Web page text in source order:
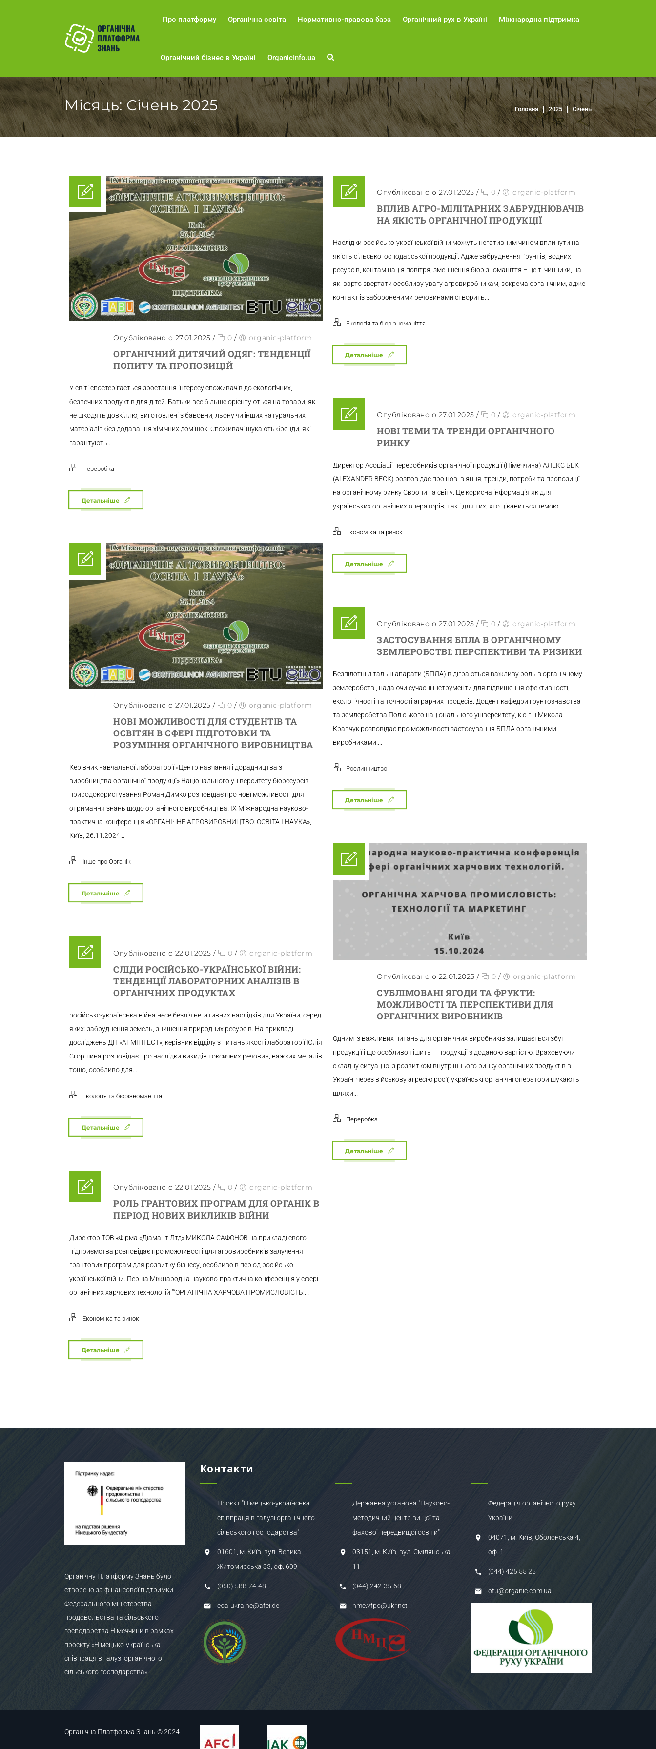
Про платформу Органічна освіта Нормативно-правова база Органічний рух в Україні Міжнародна підтримка
Органічний бізнес в Україні OrganicInfo.ua
Місяць:Січень 2025 Головна 2025 Січень
Опубліковано о 27.01.2025 / 0 / organic-platform
ОРГАНІЧНИЙ ДИТЯЧИЙ ОДЯГ: ТЕНДЕНЦІЇ
ПОПИТУ ТА ПРОПОЗИЦІЙ
У світі спостерігається зростання інтересу споживачів до екологічних,
безпечних продуктів для дітей. Батьки все більше орієнтуються на товари, які
не шкодять довкіллю, виготовлені з бавовни, льону чи інших натуральних
матеріалів без додавання хімічних домішок. Споживачі шукають бренди, які
гарантують...
Переробка
Детальніше
Опубліковано о 27.01.2025 / 0 / organic-platform
ВПЛИВ АГРО-МІЛІТАРНИХ ЗАБРУДНЮВАЧІВ
НА ЯКІСТЬ ОРГАНІЧНОЇ ПРОДУКЦІЇ
Наслідки російсько-української війни можуть негативним чином вплинути на
якість сільськогосподарської продукції. Адже забруднення ґрунтів, водних
ресурсів, контамінація повітря, зменшення біорізноманіття – це ті чинники, на
які варто звертати особливу увагу агровиробникам, зокрема органічним, адже
контакт із забороненими речовинами створить...
Екологія та біорізноманіття
Детальніше
Опубліковано о 27.01.2025 / 0 / organic-platform
НОВІ ТЕМИ ТА ТРЕНДИ ОРГАНІЧНОГО
РИНКУ
Директор Асоціації переробників органічної продукції (Німеччина) АЛЕКС БЕК
(ALEXANDER BECK) розповідає про нові віяння, тренди, потреби та пропозиції
на органічному ринку Європи та світу. Це корисна інформація як для
українських органічних операторів, так і для тих, хто цікавиться темою...
Економіка та ринок
Детальніше
Опубліковано о 27.01.2025 / 0 / organic-platform
НОВІ МОЖЛИВОСТІ ДЛЯ СТУДЕНТІВ ТА
ОСВІТЯН В СФЕРІ ПІДГОТОВКИ ТА
РОЗУМІННЯ ОРГАНІЧНОГО ВИРОБНИЦТВА
Керівник навчальної лабораторії «Центр навчання і дорадництва з
виробництва органічної продукції» Національного університету біоресурсів і
природокористування Роман Димко розповідає про нові можливості для
отримання знань щодо органічного виробництва. ІХ Міжнародна науково-
практична конференція «ОРГАНІЧНЕ АГРОВИРОБНИЦТВО: ОСВІТА І НАУКА»,
Київ, 26.11.2024...
Інше про Органік
Детальніше
Опубліковано о 27.01.2025 / 0 / organic-platform
ЗАСТОСУВАННЯ БПЛА В ОРГАНІЧНОМУ
ЗЕМЛЕРОБСТВІ: ПЕРСПЕКТИВИ ТА РИЗИКИ
Безпілотні літальні апарати (БПЛА) відіграються важливу роль в органічному
землеробстві, надаючи сучасні інструменти для підвищення ефективності,
екологічності та точності аграрних процесів. Доцент кафедри грунтознавства
та землеробства Поліського національного університету, к.с-г.н Микола
Кравчук розповідає про можливості застосування БПЛА органічними
виробниками....
Рослинництво
Детальніше
Опубліковано о 22.01.2025 / 0 / organic-platform
СУБЛІМОВАНІ ЯГОДИ ТА ФРУКТИ:
МОЖЛИВОСТІ ТА ПЕРСПЕКТИВИ ДЛЯ
ОРГАНІЧНИХ ВИРОБНИКІВ
Одним із важливих питань для органічних виробників залишається збут
продукції і що особливо тішить – продукції з доданою вартістю. Враховуючи
складну ситуацію із розвитком внутрішнього ринку органічних продуктів в
Україні через військову агресію росії, українські органічні оператори шукають
шляхи...
Переробка
Детальніше
Опубліковано о 22.01.2025 / 0 / organic-platform
СЛІДИ РОСІЙСЬКО-УКРАЇНСЬКОЇ ВІЙНИ:
ТЕНДЕНЦІЇ ЛАБОРАТОРНИХ АНАЛІЗІВ В
ОРГАНІЧНИХ ПРОДУКТАХ
російсько-українська війна несе безліч негативних наслідків для України, серед
яких: забруднення земель, знищення природних ресурсів. На прикладі
досліджень ДП «АГМІНТЕСТ», керівник відділу з питань якості лабораторії Юлія
Єгоршина розповідає про наслідки викидів токсичних речовин, важких металів
тощо, особливо для...
Екологія та біорізноманіття
Детальніше
Опубліковано о 22.01.2025 / 0 / organic-platform
РОЛЬ ГРАНТОВИХ ПРОГРАМ ДЛЯ ОРГАНІК В
ПЕРІОД НОВИХ ВИКЛИКІВ ВІЙНИ
Директор ТОВ «Фірма «Діамант Лтд» МИКОЛА САФОНОВ на прикладі свого
підприємства розповідає про можливості для агровиробників залучення
грантових програм для розвитку бізнесу, особливо в період російсько-
української війни. Перша Міжнародна науково-практична конференція у сфері
органічних харчових технологій “”ОРГАНІЧНА ХАРЧОВА ПРОМИСЛОВІСТЬ:...
Економіка та ринок
Детальніше
Органічну Платформу Знань було
створено за фінансової підтримки
Федерального міністерства
продовольства та сільського
господарства Німеччини в рамках
проєкту «Німецько-українська
співпраця в галузі органічного
сільського господарства»
Контакти
Проєкт "Німецько-українська
співпраця в галузі органічного
сільського господарства"
01601, м. Київ, вул. Велика
Житомирська 33, оф. 609
(050) 588-74-48
coa-ukraine@afci.de
Державна установа "Науково-
методичний центр вищої та
фахової передвищої освіти"
03151, м. Київ, вул. Смілянська,
11
(044) 242-35-68
nmc.vfpo@ukr.net
Федерація органічного руху
України.
04071, м. Київ, Оболонська 4,
оф. 1
(044) 425 55 25
ofu@organic.com.ua
Органічна Платформа Знань © 2024